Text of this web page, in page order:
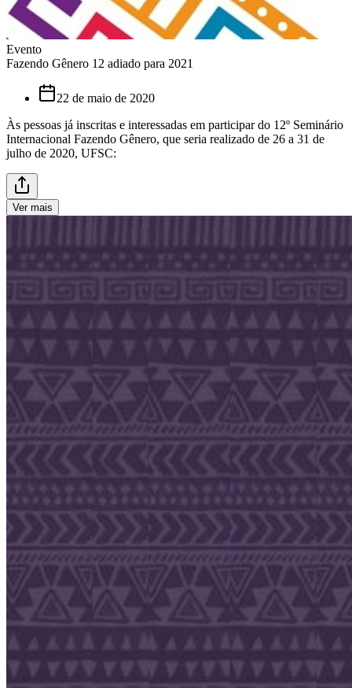
Evento
Fazendo Gênero 12 adiado para 2021
22 de maio de 2020
Às pessoas já inscritas e interessadas em participar do 12º Seminário
Internacional Fazendo Gênero, que seria realizado de 26 a 31 de
julho de 2020, UFSC:
Ver mais